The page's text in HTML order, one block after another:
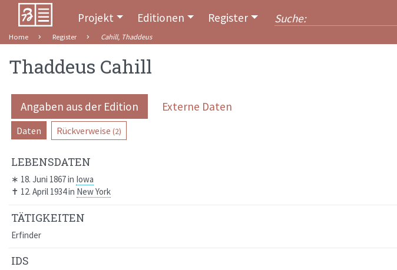
Projekt Editionen Register
Home Register Cahill, Thaddeus
Thaddeus Cahill
Angaben aus der Edition Externe Daten
Daten Rückverweise (2)
LEBENSDATEN
∗ 18. Juni 1867in Iowa
✝ 12. April 1934in New York
TÄTIGKEITEN
Erfinder
IDS